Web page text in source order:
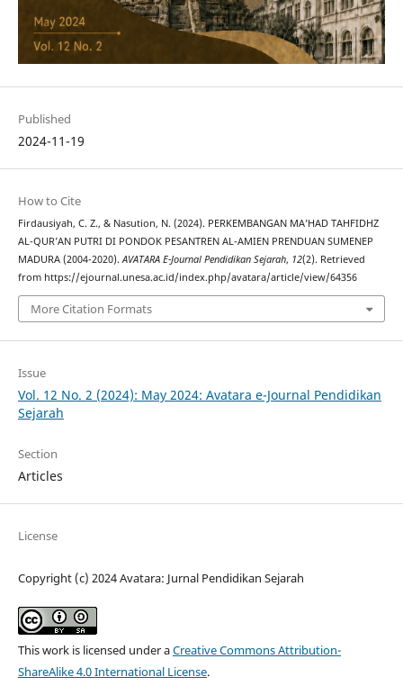
Published
2024-11-19
How to Cite
Firdausiyah, C. Z., & Nasution, N. (2024). PERKEMBANGAN MA’HAD TAHFIDHZ
AL-QUR’AN PUTRI DI PONDOK PESANTREN AL-AMIEN PRENDUAN SUMENEP
MADURA (2004-2020). AVATARA E-Journal Pendidikan Sejarah, 12(2). Retrieved
from https://ejournal.unesa.ac.id/index.php/avatara/article/view/64356
More Citation Formats
Issue
Vol. 12 No. 2 (2024): May 2024: Avatara e-Journal Pendidikan
Sejarah
Section
Articles
License
Copyright (c) 2024 Avatara: Jurnal Pendidikan Sejarah
This work is licensed under aCreative Commons Attribution-
ShareAlike 4.0 International License.